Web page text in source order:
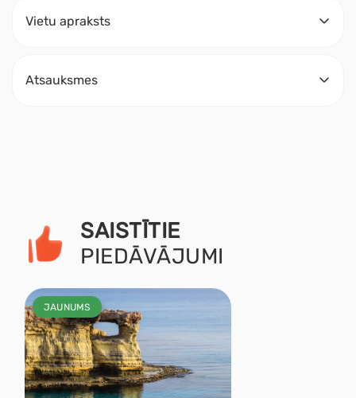
Vietu apraksts
Atsauksmes
SAISTĪTIE
PIEDĀVĀJUMI
JAUNUMS